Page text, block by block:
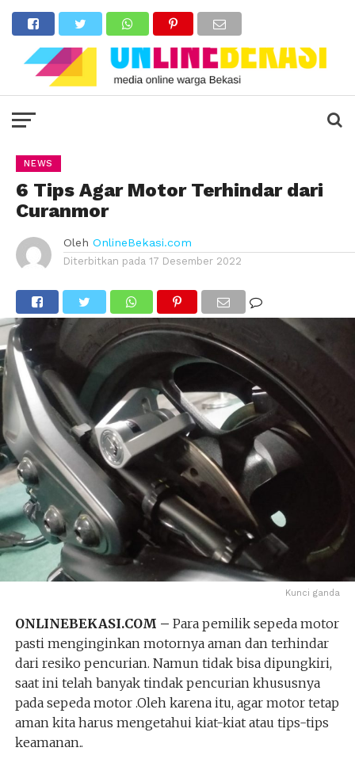
NEWS
6 Tips Agar Motor Terhindar dari
Curanmor
Oleh OnlineBekasi.com
Diterbitkan pada 17 Desember 2022
Kunci ganda
ONLINEBEKASI.COM – Para pemilik sepeda motor
pasti menginginkan motornya aman dan terhindar
dari resiko pencurian. Namun tidak bisa dipungkiri,
saat ini telah banyak tindak pencurian khususnya
pada sepeda motor .Oleh karena itu, agar motor tetap
aman kita harus mengetahui kiat-kiat atau tips-tips
keamanan..